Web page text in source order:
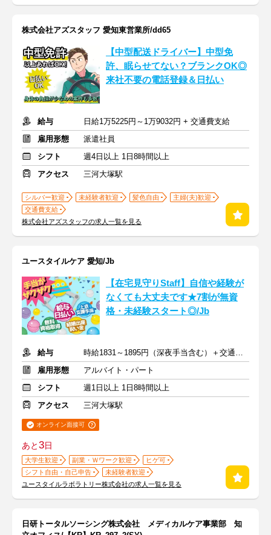
株式会社アズスタッフ 愛知東営業所/dd65
【中型配送ドライバー】中型免
許、眠らせてない？ブランクOK◎
来社不要の電話登録＆日払い
給与
日給1万5225円～1万9032円 + 交通費支給
雇用形態
派遣社員
シフト
週4日以上 1日8時間以上
アクセス
三河大塚駅
シルバー歓迎 未経験者歓迎 髪色自由
主婦(夫)歓迎
交通費支給
株式会社アズスタッフの求人一覧を見る
ユースタイルケア 愛知/Jb
【在宅見守りStaff】自信や経験が
なくても大丈夫です★7割が無資
格・未経験スタート◎/Jb
給与
時給1831～1895円（深夜手当含む）＋交通費支給
雇用形態
アルバイト・パート
シフト
週1日以上 1日8時間以上
アクセス
三河大塚駅
オンライン面接可
あと3日
大学生歓迎 副業・Ｗワーク歓迎
ヒゲ可
シフト自由・自己申告
未経験者歓迎
ユースタイルラボラトリー株式会社の求人一覧を見る
日研トータルソーシング株式会社 メディカルケア事業部 知